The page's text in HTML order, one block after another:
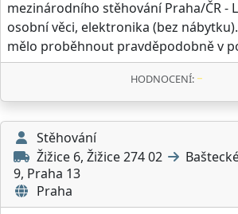
mezinárodního stěhování Praha/ČR -
osobní věci, elektronika (bez
mělo proběhnout pravděpodobně v
HODNOCENÍ:
Stěhování
Žižice 6, Žižice 274 02
9, Praha 13
Praha